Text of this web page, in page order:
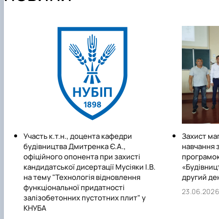
Участь к.т.н., доцента кафедри
будівництва Дмитренка Є.А.,
офіційного опонента при захисті
кандидатської дисертації Мусіяки І.В.
на тему "Технологія відновлення
функціональної придатності
залізобетонних пустотних плит" у
КНУБА
Захист
навчання
другий
23.06.2026